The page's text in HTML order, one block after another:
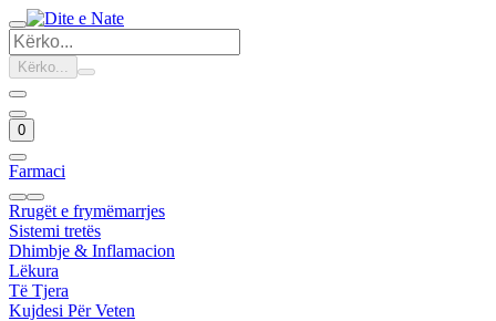
Kërko...
0
Farmaci
Rrugët e frymëmarrjes
Sistemi tretës
Dhimbje & Inflamacion
Lëkura
Të Tjera
Kujdesi Për Veten